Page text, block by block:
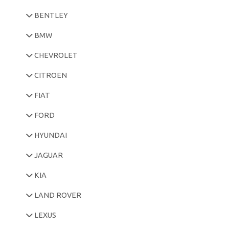
BENTLEY
BMW
CHEVROLET
CITROEN
FIAT
FORD
HYUNDAI
JAGUAR
KIA
LAND ROVER
LEXUS